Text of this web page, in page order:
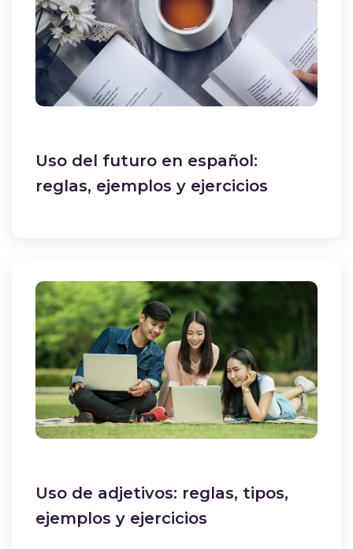
Uso del futuro en español:
reglas, ejemplos y ejercicios
Uso de adjetivos: reglas, tipos,
ejemplos y ejercicios